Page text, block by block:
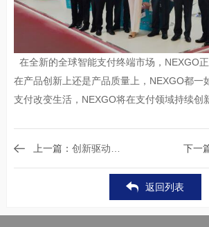
在全新的全球智能支付终端市场，NEXGO
在产品创新上还是产品质量上，NEXGO都一
支付改变生活，NEXGO将在支付领域持续创
上一篇：创新驱动，智胜未来丨新国都集团技术交流峰会成功举办 下一
返回列表